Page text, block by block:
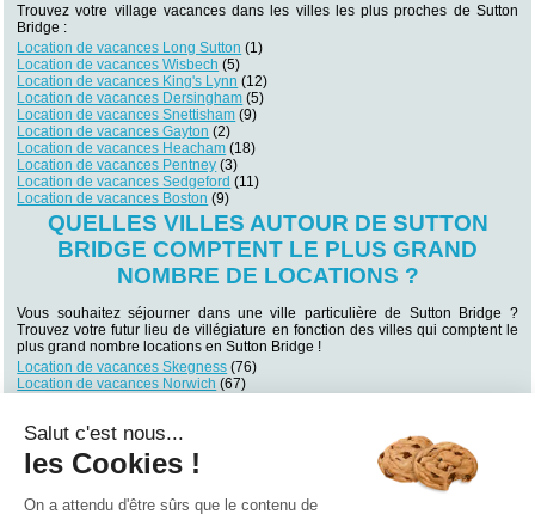
Trouvez votre village vacances dans les villes les plus proches de Sutton
Bridge :
Location de vacances Long Sutton (1)
Location de vacances Wisbech (5)
Location de vacances King's Lynn (12)
Location de vacances Dersingham (5)
Location de vacances Snettisham (9)
Location de vacances Gayton (2)
Location de vacances Heacham (18)
Location de vacances Pentney (3)
Location de vacances Sedgeford (11)
Location de vacances Boston (9)
QUELLES VILLES AUTOUR DE SUTTON
BRIDGE COMPTENT LE PLUS GRAND
NOMBRE DE LOCATIONS ?
Vous souhaitez séjourner dans une ville particulière de Sutton Bridge ?
Trouvez votre futur lieu de villégiature en fonction des villes qui comptent le
plus grand nombre locations en Sutton Bridge !
Location de vacances Skegness (76)
Location de vacances Norwich (67)
Location de vacances Brancaster
Location de vacances Cambridge
Location de vacances Nottingham
Location de vacances Cromer(29)
Salut c'est nous...
les Cookies !
On a attendu d'être sûrs que le contenu de